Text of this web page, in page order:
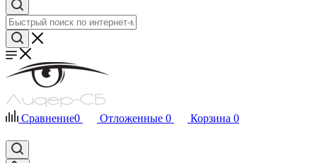
Сравнение0 Отложенные 0 Корзина 0